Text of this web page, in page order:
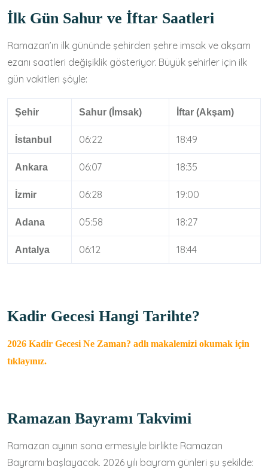
İlk Gün Sahur ve İftar Saatleri
Ramazan’ın ilk gününde şehirden şehre imsak ve akşam
ezanı saatleri değişiklik gösteriyor. Büyük şehirler için ilk
gün vakitleri şöyle:
Şehir Sahur (İmsak) İftar (Akşam)
İstanbul 06:22 18:49
Ankara 06:07 18:35
İzmir 06:28 19:00
Adana 05:58 18:27
Antalya 06:12 18:44
Kadir Gecesi Hangi Tarihte?
2026 Kadir Gecesi Ne Zaman? adlı makalemizi okumak için
tıklayınız.
Ramazan Bayramı Takvimi
Ramazan ayının sona ermesiyle birlikte Ramazan
Bayramı başlayacak. 2026 yılı bayram günleri şu şekilde: